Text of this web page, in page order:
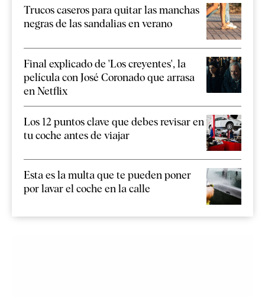
Trucos caseros para quitar las manchas
negras de las sandalias en verano
Final explicado de 'Los creyentes', la
película con José Coronado que arrasa
en Netflix
Los 12 puntos clave que debes revisar en
tu coche antes de viajar
Esta es la multa que te pueden poner
por lavar el coche en la calle